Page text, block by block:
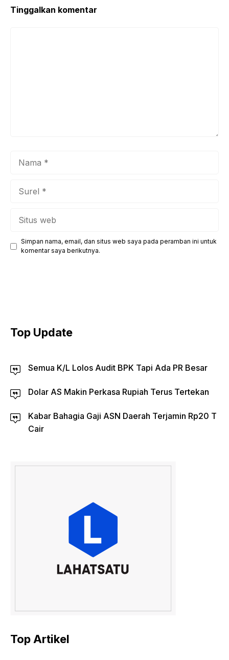
Tinggalkan komentar
Simpan nama, email, dan situs web saya pada peramban ini untuk
komentar saya berikutnya.
Top Update
Semua K/L Lolos Audit BPK Tapi Ada PR Besar
Dolar AS Makin Perkasa Rupiah Terus Tertekan
Kabar Bahagia Gaji ASN Daerah Terjamin Rp20 T
Cair
Top Artikel